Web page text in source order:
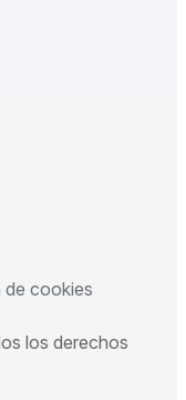
cookies
los derechos